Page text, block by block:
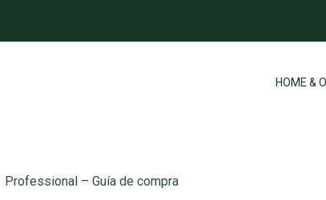
HOME &
Professional – Guía de compra